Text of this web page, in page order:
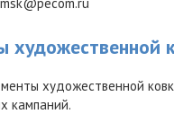
художественной
художественной
кампаний.